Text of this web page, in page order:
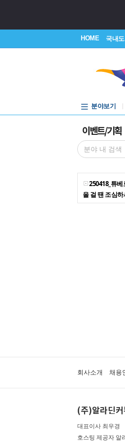
HOME 국내도
분야보기
이벤트/기획
250418_튜
을 걸 땐 조심하
회사소개 채용
(주)알라딘
대표이사 최우경
호스팅 제공자 알